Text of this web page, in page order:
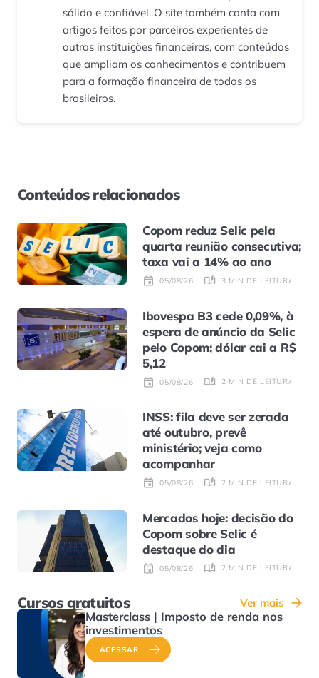
sólido e confiável. O site também conta com
artigos feitos por parceiros experientes de
outras instituições financeiras, com conteúdos
que ampliam os conhecimentos e contribuem
para a formação financeira de todos os
brasileiros.
Conteúdos relacionados
Copom reduz Selic pela
quarta reunião consecutiva;
taxa vai a 14% ao ano
05/08/26 3 MIN DE LEITURA
Ibovespa B3 cede 0,09%, à
espera de anúncio da Selic
pelo Copom; dólar cai a R$
5,12
05/08/26 2 MIN DE LEITURA
INSS: fila deve ser zerada
até outubro, prevê
ministério; veja como
acompanhar
05/08/26 2 MIN DE LEITURA
Mercados hoje: decisão do
Copom sobre Selic é
destaque do dia
05/08/26 2 MIN DE LEITURA
Cursos gratuitos Ver mais
Masterclass | Imposto de renda nos
investimentos
ACESSAR